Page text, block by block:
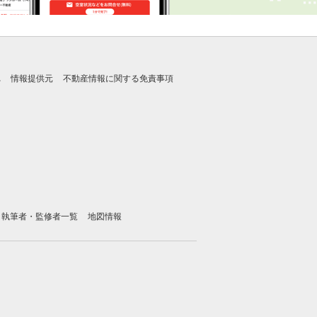
情報提供元 不動産情報に関する免責事項
執筆者・監修者一覧 地図情報